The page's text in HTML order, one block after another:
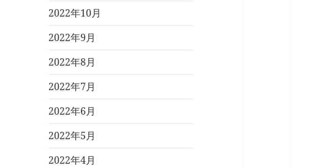
2022年10月
2022年9月
2022年8月
2022年7月
2022年6月
2022年5月
2022年4月